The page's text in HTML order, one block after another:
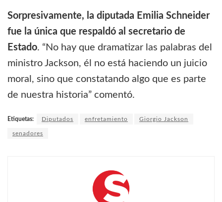
Sorpresivamente, la diputada Emilia Schneider
fue la única que respaldó al secretario de
Estado. “No hay que dramatizar las palabras del
ministro Jackson, él no está haciendo un juicio
moral, sino que constatando algo que es parte
de nuestra historia” comentó.
Etiquetas: Diputados enfretamiento Giorgio Jackson
senadores